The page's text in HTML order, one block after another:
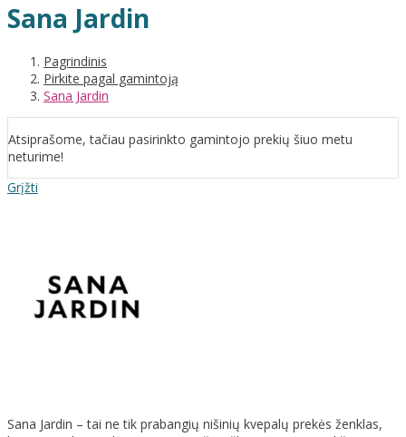
Sana Jardin
Pagrindinis
Pirkite pagal gamintoją
Sana Jardin
Atsiprašome, tačiau pasirinkto gamintojo prekių šiuo metu
neturime!
Grįžti
Sana Jardin – tai ne tik prabangių nišinių kvepalų prekės ženklas,